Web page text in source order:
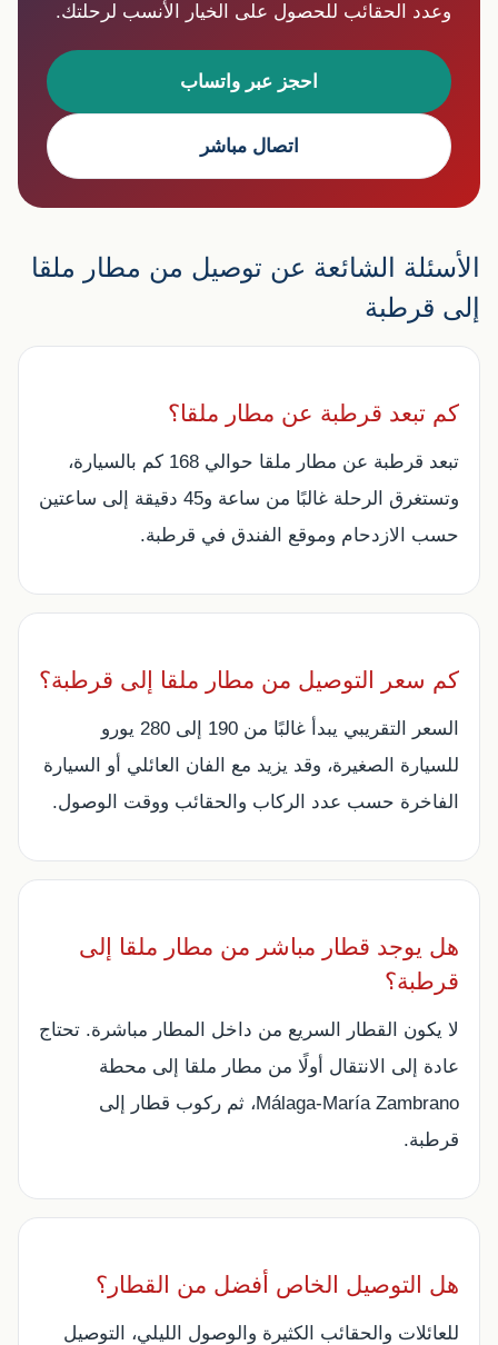
وعدد الحقائب للحصول على الخيار الأنسب لرحلتك.
احجز عبر واتساب
اتصال مباشر
الأسئلة الشائعة عن توصيل من مطار ملقا
إلى قرطبة
كم تبعد قرطبة عن مطار ملقا؟
تبعد قرطبة عن مطار ملقا حوالي 168 كم بالسيارة،
وتستغرق الرحلة غالبًا من ساعة و45 دقيقة إلى ساعتين
حسب الازدحام وموقع الفندق في قرطبة.
كم سعر التوصيل من مطار ملقا إلى قرطبة؟
السعر التقريبي يبدأ غالبًا من 190 إلى 280 يورو
للسيارة الصغيرة، وقد يزيد مع الفان العائلي أو السيارة
الفاخرة حسب عدد الركاب والحقائب ووقت الوصول.
هل يوجد قطار مباشر من مطار ملقا إلى
قرطبة؟
لا يكون القطار السريع من داخل المطار مباشرة. تحتاج
عادة إلى الانتقال أولًا من مطار ملقا إلى محطة
Málaga-María Zambrano، ثم ركوب قطار إلى
قرطبة.
هل التوصيل الخاص أفضل من القطار؟
للعائلات والحقائب الكثيرة والوصول الليلي، التوصيل